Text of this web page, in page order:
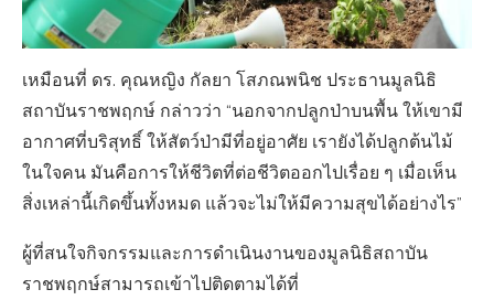
เหมือนที่ ดร. คุณหญิง กัลยา โสภณพนิช ประธานมูลนิธิ
สถาบันราชพฤกษ์ กล่าวว่า “นอกจากปลูกป่าบนพื้น ให้เขามี
อากาศที่บริสุทธิ์ ให้สัตว์ป่ามีที่อยู่อาศัย เรายังได้ปลูกต้นไม้
ในใจคน มันคือการให้ชีวิตที่ต่อชีวิตออกไปเรื่อย ๆ เมื่อเห็น
สิ่งเหล่านี้เกิดขึ้นทั้งหมด แล้วจะไม่ให้มีความสุขได้อย่างไร”
ผู้ที่สนใจกิจกรรมและการดำเนินงานของมูลนิธิสถาบัน
ราชพฤกษ์สามารถเข้าไปติดตามได้ที่